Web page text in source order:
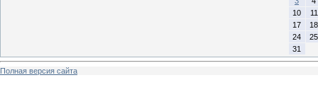
10
11
17
18
24
25
31
Полная версия сайта